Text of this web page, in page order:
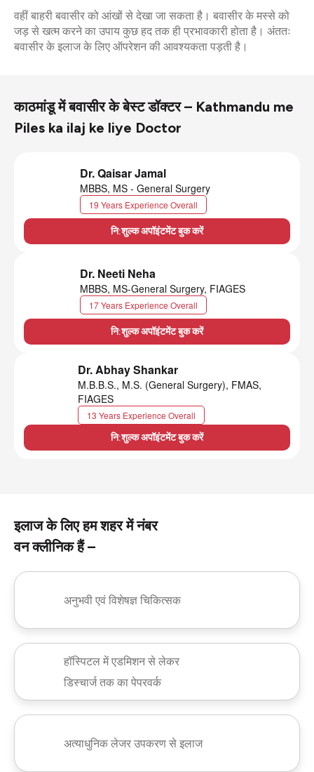
वहीं बाहरी बवासीर को आंखों से देखा जा सकता है। बवासीर के मस्से को
जड़ से खत्म करने का उपाय कुछ हद तक ही प्रभावकारी होता है। अंततः
बवासीर के इलाज के लिए ऑपरेशन की आवश्यकता पड़ती है।
काठमांडू में बवासीर के बेस्ट डॉक्टर – Kathmandu me
Piles ka ilaj ke liye Doctor
Dr. Qaisar Jamal
MBBS, MS - General Surgery
19 Years Experience Overall
नि:शुल्क अपॉइंटमेंट बुक करें
Dr. Neeti Neha
MBBS, MS-General Surgery, FIAGES
17 Years Experience Overall
नि:शुल्क अपॉइंटमेंट बुक करें
Dr. Abhay Shankar
M.B.B.S., M.S. (General Surgery), FMAS,
FIAGES
13 Years Experience Overall
नि:शुल्क अपॉइंटमेंट बुक करें
इलाज के लिए हम शहर में नंबर
वन क्लीनिक हैं –
अनुभवी एवं विशेषज्ञ चिकित्सक
हॉस्पिटल में एडमिशन से लेकर
डिस्चार्ज तक का पेपरवर्क
अत्याधुनिक लेजर उपकरण से इलाज